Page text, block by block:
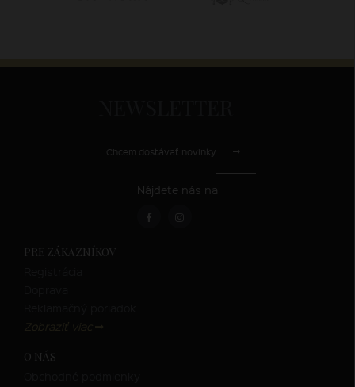
Chcem dostávať novinky
Nájdete nás na
PRE ZÁKAZNÍKOV
O NÁS